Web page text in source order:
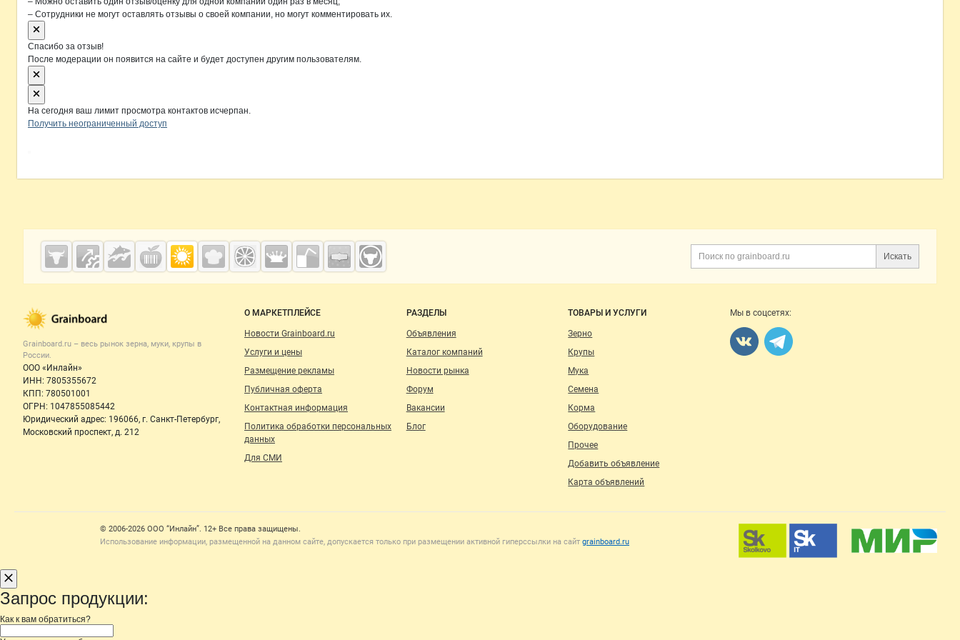
– Сотрудники не могут оставлять отзывы о своей компании, но могут комментировать их.
Спасибо за отзыв!
После модерации он появится на сайте и будет доступен другим пользователям.
На сегодня ваш лимит просмотра контактов исчерпан.
Получить неограниченный доступ
Дополнительная информация
Искать
Cсылки на полезные проекты
Grainboard.ru
Важные разделы и контакты
Grainboard.ru – весь рынок зерна, муки, крупы в
России.
ООО «Инлайн»
ИНН: 7805355672
КПП: 780501001
ОГРН: 1047855085442
Юридический адрес: 196066, г. Санкт-Петербург,
Московский проспект, д. 212
Навигация по сайту
О МАРКЕТПЛЕЙСЕ
Новости Grainboard.ru
Услуги и цены
Размещение рекламы
Публичная оферта
Контактная информация
Политика обработки персональных
данных
Для СМИ
РАЗДЕЛЫ
Объявления
Каталог компаний
Новости рынка
Форум
Вакансии
Блог
ТОВАРЫ И УСЛУГИ
Зерно
Крупы
Мука
Семена
Корма
Оборудование
Прочее
Добавить объявление
Карта объявлений
Мы в соцсетях:
Счетчики, авторское право, логотипы
© 2006‑2026 ООО “Инлайн”. 12+ Все права защищены.
Использование информации, размещенной на данном сайте, допускается только при размещении активной гиперссылки на сайт grainboard.ru
Запрос продукции:
Как к вам обратиться?